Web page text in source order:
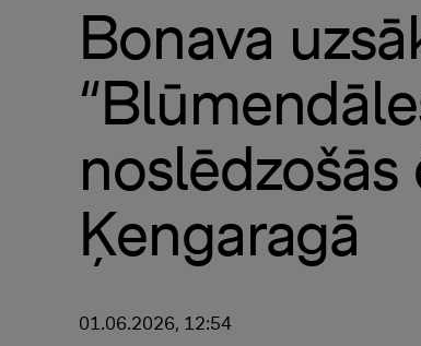
Bonava
Ķengaragā
01.06.2026, 12:54